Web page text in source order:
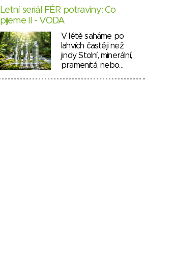
Letní seriál FÉR potraviny: Co
pijeme II - VODA
V létě saháme po
lahvích častěji než
jindy. Stolní, minerální,
pramenitá, nebo…